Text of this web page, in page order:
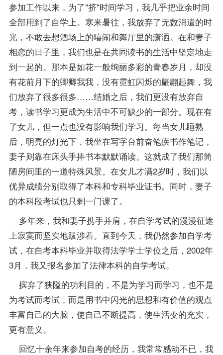
参加工作以来，为了"挤"时间学习，我几乎把业余时间
全部用到了自学上。寒来暑往，我放弃了无数消遣的时
光，不敢去想酒场上的嘻闹和舞厅里的潇洒。在和妻子
相恋的日子里，我们也是在共同读书的生活中坚定地走
到一起的。那本是如花一般绚丽多彩的青春岁月，却没
有花前月下的卿卿我我，没有霓虹闪烁的翩翩起舞，我
们放弃了很多很多……结婚之后，我们更没有放弃自
考，读书学习更成为生活中不可缺少的一部分。现在有
了女儿，但一点也没有影响我们学习。每当女儿睡熟
后，明亮的灯光下，我坐在写字台前奋笔疾书作笔记，
妻子则靠在床头手捧书本默默诵读。这就成了我们那简
陋房间里的一道特殊风景。在女儿才满2岁时，我们以
优异成绩分别取得了本科和专科毕业证书。同时，妻子
的本科段考试也只剩一门课了。
多年来，我和妻子携手并肩，在自学考试的漫漫征途
上寂寞而坚实地跋涉着。直到今天，我仍然参加自学考
试，在自考本科毕业并取得法学学士学位之后，2002年
3月，我又报名参加了法律本科的自学考试。
摈弃了狭隘的功利目的，不是为学习而学习，也不是
为考试而考试，而是用书中闪光的思想和有价值的观点
丰富自己的大脑，使自己不断提高，使生活变的充实，
更有意义。
回忆十余年来参加自考的经历，我常常感动不已，我